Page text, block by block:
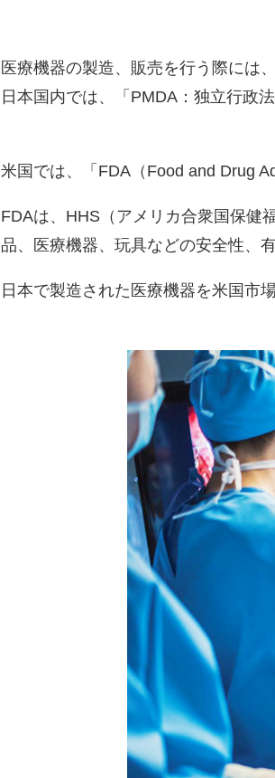
医療機器の製造、販売を行う際には
日本国内では、「PMDA：独立行政
米国では、「FDA（Food and Drug
FDAは、HHS（アメリカ合衆国保健
品、医療機器、玩具などの安全性、
日本で製造された医療機器を米国市